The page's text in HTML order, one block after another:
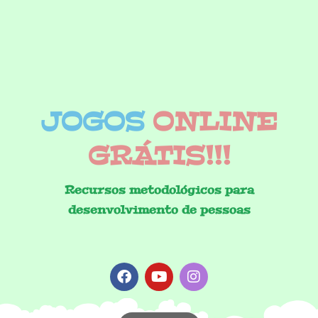
JOGOS ONLINE
GRÁTIS!!!
Recursos metodológicos para
desenvolvimento de pessoas